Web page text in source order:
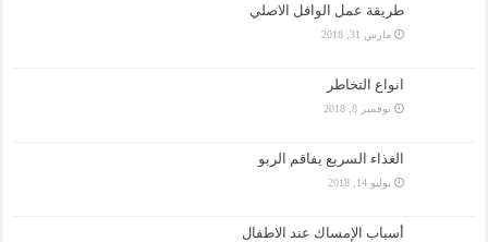
طريقة عمل الوافل الاصلي
مارس 31, 2018
انواع التخاطر
نوفمبر 8, 2018
الغذاء السريع يفاقم الربو
يوليو 14, 2018
أسباب الإمساك عند الاطفال